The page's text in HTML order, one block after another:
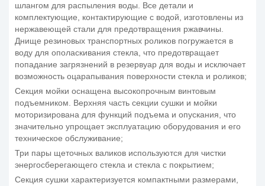
шлангом для распыления воды. Все детали и
комплектующие, контактирующие с водой, изготовлены из
нержавеющей стали для предотвращения ржавчины.
Днище резиновых транспортных роликов погружается в
воду для ополаскивания стекла, что предотвращает
попадание загрязнений в резервуар для воды и исключает
возможность оцарапывания поверхности стекла и роликов;
Секция мойки оснащена высокопрочным винтовым
подъемником. Верхняя часть секции сушки и мойки
моторизирована для функций подъема и опускания, что
значительно упрощает эксплуатацию оборудования и его
техническое обслуживание;
Три пары щеточных валиков используются для чистки
энергосберегающего стекла и стекла с покрытием;
Секция сушки характеризуется компактными размерами,